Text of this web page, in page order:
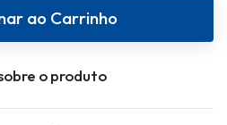
ao Carrinho
o produto